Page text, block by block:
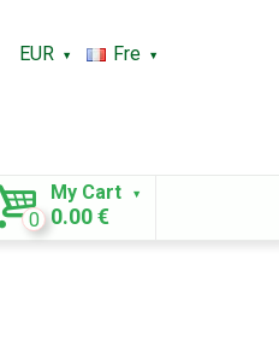
EUR
Fre
My Cart
0 0.00 €